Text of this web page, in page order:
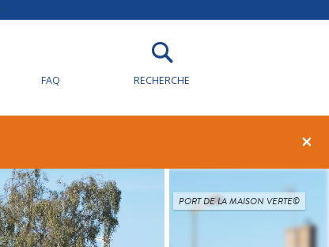
FAQ RECHERCHE
×
PORT DE LA MAISON VERTE©